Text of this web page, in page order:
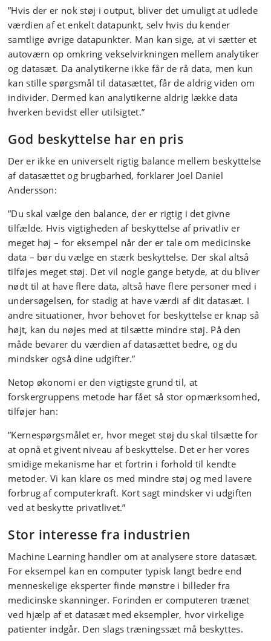
”Hvis der er nok støj i output, bliver det umuligt at udlede
værdien af et enkelt datapunkt, selv hvis du kender
samtlige øvrige datapunkter. Man kan sige, at vi sætter et
autoværn op omkring vekselvirkningen mellem analytiker
og datasæt. Da analytikerne ikke får de rå data, men kun
kan stille spørgsmål til datasættet, får de aldrig viden om
individer. Dermed kan analytikerne aldrig lække data
hverken bevidst eller utilsigtet.”
God beskyttelse har en pris
Der er ikke en universelt rigtig balance mellem beskyttelse
af datasættet og brugbarhed, forklarer Joel Daniel
Andersson:
”Du skal vælge den balance, der er rigtig i det givne
tilfælde. Hvis vigtigheden af beskyttelse af privatliv er
meget høj – for eksempel når der er tale om medicinske
data – bør du vælge en stærk beskyttelse. Der skal altså
tilføjes meget støj. Det vil nogle gange betyde, at du bliver
nødt til at have flere data, altså have flere personer med i
undersøgelsen, for stadig at have værdi af dit datasæt. I
andre situationer, hvor behovet for beskyttelse er knap så
højt, kan du nøjes med at tilsætte mindre støj. På den
måde bevarer du værdien af datasættet bedre, og du
mindsker også dine udgifter.”
Netop økonomi er den vigtigste grund til, at
forskergruppens metode har fået så stor opmærksomhed,
tilføjer han:
”Kernespørgsmålet er, hvor meget støj du skal tilsætte for
at opnå et givent niveau af beskyttelse. Det er her vores
smidige mekanisme har et fortrin i forhold til kendte
metoder. Vi kan klare os med mindre støj og med lavere
forbrug af computerkraft. Kort sagt mindsker vi udgiften
ved at beskytte privatlivet.”
Stor interesse fra industrien
Machine Learning handler om at analysere store datasæt.
For eksempel kan en computer typisk langt bedre end
menneskelige eksperter finde mønstre i billeder fra
medicinske skanninger. Forinden er computeren trænet
ved hjælp af et datasæt med eksempler, hvor virkelige
patienter indgår. Den slags træningssæt må beskyttes.